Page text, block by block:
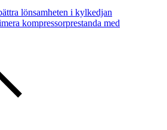
lönsamheten i kylkedjan
kompressorprestanda med